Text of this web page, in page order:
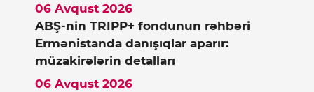
ABŞ-nin TRIPP+ fondunun rəhbəri
Ermənistanda danışıqlar aparır:
müzakirələrin detalları
06 Avqust 2026
06 Avqust 2026